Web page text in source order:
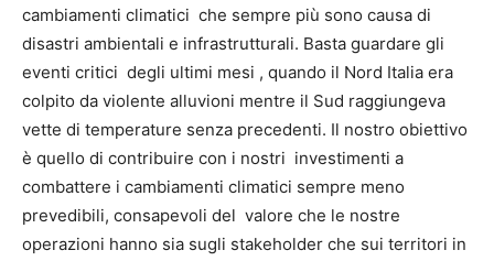
cambiamenti climatici che sempre più sono causa di
disastri ambientali e infrastrutturali. Basta guardare gli
eventi critici degli ultimi mesi , quando il Nord Italia era
colpito da violente alluvioni mentre il Sud raggiungeva
vette di temperature senza precedenti. Il nostro obiettivo
è quello di contribuire con i nostri investimenti a
combattere i cambiamenti climatici sempre meno
prevedibili, consapevoli del valore che le nostre
operazioni hanno sia sugli stakeholder che sui territori in